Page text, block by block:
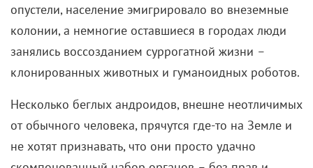
опустели, население эмигрировало во внеземные
колонии, а немногие оставшиеся в городах люди
занялись воссозданием суррогатной жизни –
клонированных животных и гуманоидных роботов.
Несколько беглых андроидов, внешне неотличимых
от обычного человека, прячутся где-то на Земле и
не хотят признавать, что они просто удачно